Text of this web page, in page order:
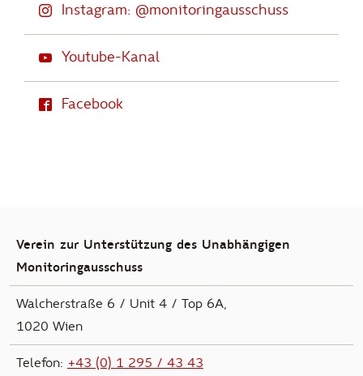
Instagram: @monitoringausschuss
Youtube-Kanal
Facebook
Verein zur Unterstützung des Unabhängigen
Monitoringausschuss
Walcherstraße 6 / Unit 4 / Top 6A,
1020 Wien
Telefon: +43 (0) 1 295 / 43 43